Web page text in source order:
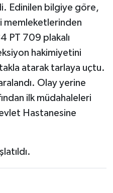
Edinilen bilgiye göre,
memleketlerinden
PT 709 plakalı
hakimiyetini
atarak tarlaya uçtu.
Olay yerine
ilk müdahaleleri
Hastanesine